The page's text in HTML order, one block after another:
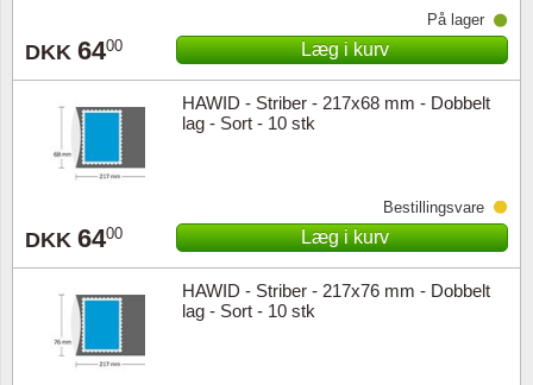
DKK 6400
På lager
Læg i kurv
HAWID - Striber - 217x68 mm - Dobbelt
lag - Sort - 10 stk
DKK 6400
Bestillingsvare
Læg i kurv
HAWID - Striber - 217x76 mm - Dobbelt
lag - Sort - 10 stk